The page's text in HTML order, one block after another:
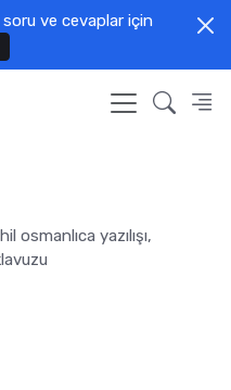
ve cevaplar için
osmanlıca yazılışı,